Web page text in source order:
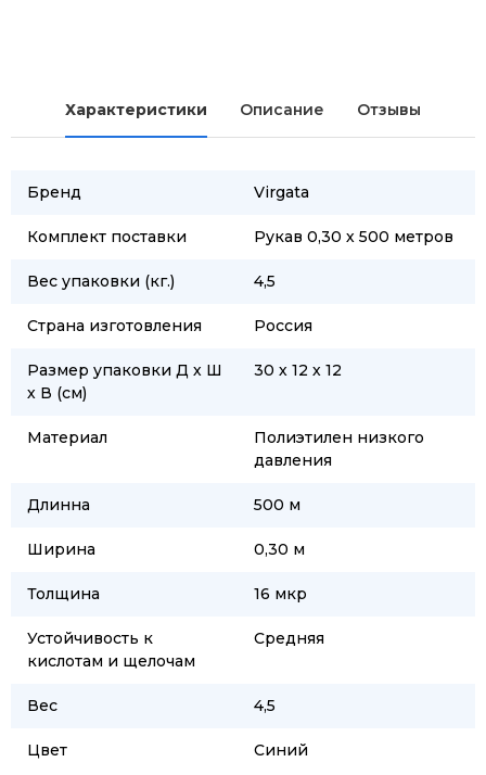
Характеристики Описание Отзывы
Бренд Virgata
Комплект поставки Рукав 0,30 х 500 метров
Вес упаковки (кг.) 4,5
Страна изготовления Россия
Размер упаковки Д х Ш
х В (см)
30 х 12 х 12
Материал
Полиэтилен низкого
давления
Длинна 500 м
Ширина 0,30 м
Толщина 16 мкр
Устойчивость к
кислотам и щелочам
Средняя
Вес 4,5
Цвет Синий